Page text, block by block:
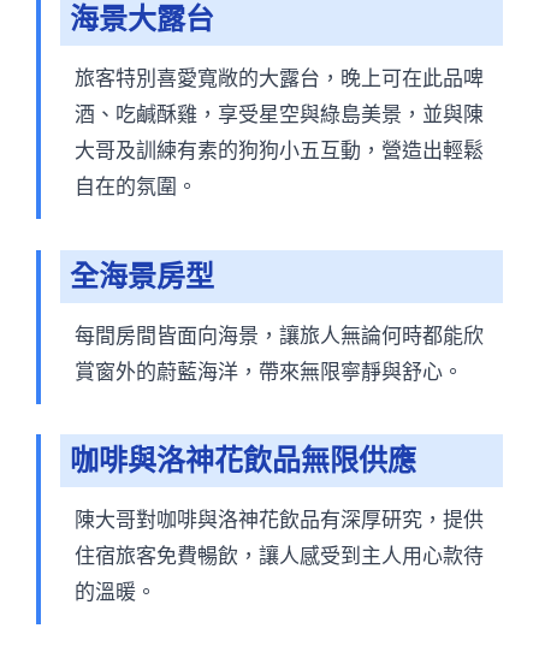
海景大露台
旅客特別喜愛寬敞的大露台，晚上可在此品啤
酒、吃鹹酥雞，享受星空與綠島美景，並與陳
大哥及訓練有素的狗狗小五互動，營造出輕鬆
自在的氛圍。
全海景房型
每間房間皆面向海景，讓旅人無論何時都能欣
賞窗外的蔚藍海洋，帶來無限寧靜與舒心。
咖啡與洛神花飲品無限供應
陳大哥對咖啡與洛神花飲品有深厚研究，提供
住宿旅客免費暢飲，讓人感受到主人用心款待
的溫暖。